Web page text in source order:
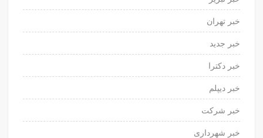
خبر تهران
خبر جدید
خبر دکترا
خبر دیپلم
خبر شرکت
خبر شهرداری